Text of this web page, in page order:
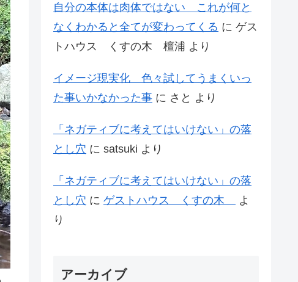
自分の本体は肉体ではない これが何と
なくわかると全てが変わってくる に ゲス
トハウス くすの木 檀浦 より
イメージ現実化 色々試してうまくいっ
た事いかなかった事 に さと より
「ネガティブに考えてはいけない」の落
とし穴 に satsuki より
「ネガティブに考えてはいけない」の落
とし穴 に ゲストハウス くすの木
よ
り
アーカイブ